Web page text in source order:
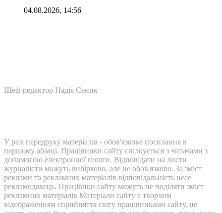
04.08.2026, 14:56
Шеф-редактор Надія Сеник
У разі передруку матеріалів - обов'язкове посилання в
першому абзаці. Працівники сайту спілкується з читачами з
допомогою електронної пошти. Відповідати на листи
журналісти можуть вибірково, але не обов'язково. За зміст
реклами та рекламних матеріалів відповідальність несе
рекламодавець. Працівнки сайту можуть не поділяти зміст
рекламних матеріалів Матеріали сайту є творчим
відображенням сприйняття світу працівниками сайту, не